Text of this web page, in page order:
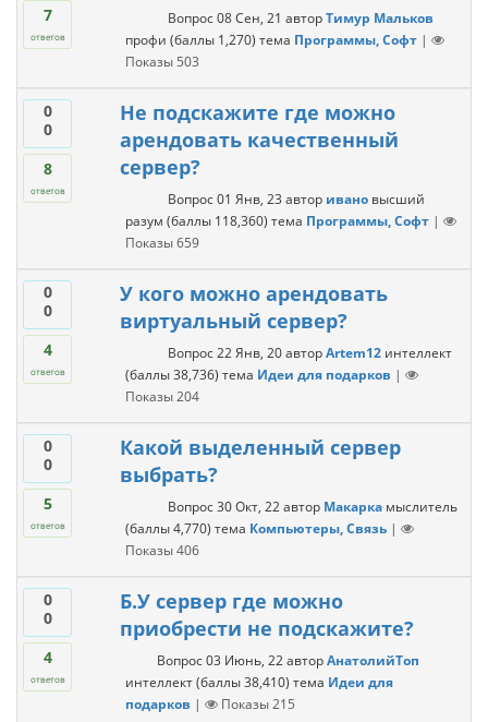
7
ответов
Вопрос 08 Сен, 21 авторТимур Мальков
профи (баллы 1,270) тема Программы, Софт |
Показы 503
0
0
8
ответов
Не подскажите где можно
арендовать качественный
сервер?
Вопрос 01 Янв, 23 автор ивано высший
разум (баллы 118,360) тема Программы, Софт |
Показы659
0
0
4
ответов
У кого можно арендовать
виртуальный сервер?
Вопрос 22 Янв, 20 авторArtem12 интеллект
(баллы38,736) тема Идеи для подарков |
Показы204
0
0
5
ответов
Какой выделенный сервер
выбрать?
Вопрос 30 Окт, 22 автор Макарка мыслитель
(баллы4,770) тема Компьютеры, Связь |
Показы406
0
0
4
ответов
Б.У сервер где можно
приобрести не подскажите?
Вопрос 03 Июнь, 22 авторАнатолийТоп
интеллект (баллы38,410) тема Идеи для
подарков | Показы215